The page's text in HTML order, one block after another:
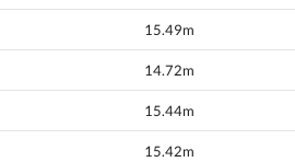
15.49m
14.72m
15.44m
15.42m